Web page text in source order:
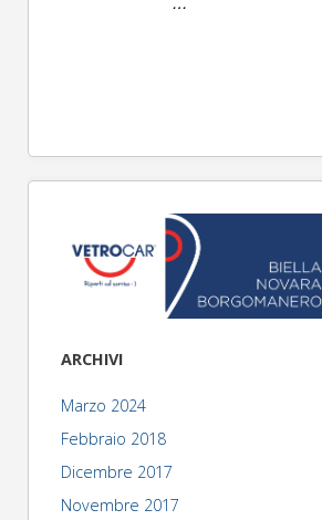
ARCHIVI
Marzo 2024
Febbraio 2018
Dicembre 2017
Novembre 2017